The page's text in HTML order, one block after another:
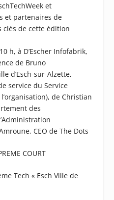
et
et partenaires de
de cette édition
h, à D’Escher Infofabrik,
de Bruno
d’Esch-sur-Alzette,
service du Service
de Christian
des
CEO de The Dots
COURT
Tech « Esch Ville de